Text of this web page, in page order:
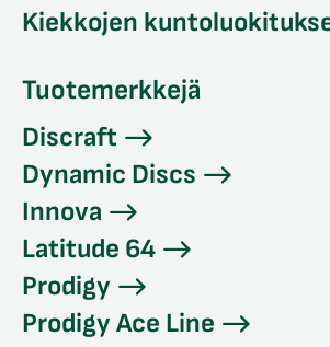
Kiekkojen
Tuotemerkkejä
Discraft
Dynamic Discs
Innova
Latitude 64
Prodigy
Prodigy Ace Line